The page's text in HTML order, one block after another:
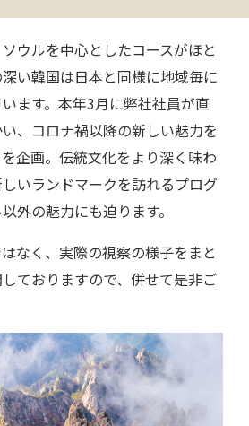
検索
ウルを中心としたコースがほと
い韓国は日本と同様に地域毎に
ます。本年3月に弊社社員が直
、コロナ禍以降の新しい魅力を
企画。伝統文化をより深く味わ
いランドマークを訪れるプログ
外の魅力にも迫ります。
なく、実際の視察の様子をまと
ておりますので、併せて是非ご